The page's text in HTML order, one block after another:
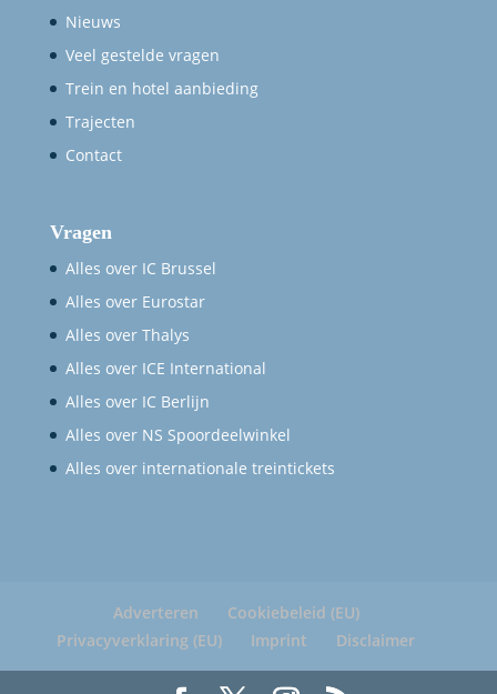
Nieuws
Veel gestelde vragen
Trein en hotel aanbieding
Trajecten
Contact
Vragen
Alles over IC Brussel
Alles over Eurostar
Alles over Thalys
Alles over ICE International
Alles over IC Berlijn
Alles over NS Spoordeelwinkel
Alles over internationale treintickets
Adverteren
Cookiebeleid (EU)
Privacyverklaring (EU)
Imprint Disclaimer